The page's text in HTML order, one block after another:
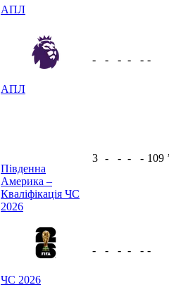
АПЛ
АПЛ
- - - - - -
Південна
Америка –
Кваліфікація ЧС
2026
3 - - - - 109
ЧС 2026
- - - - - -